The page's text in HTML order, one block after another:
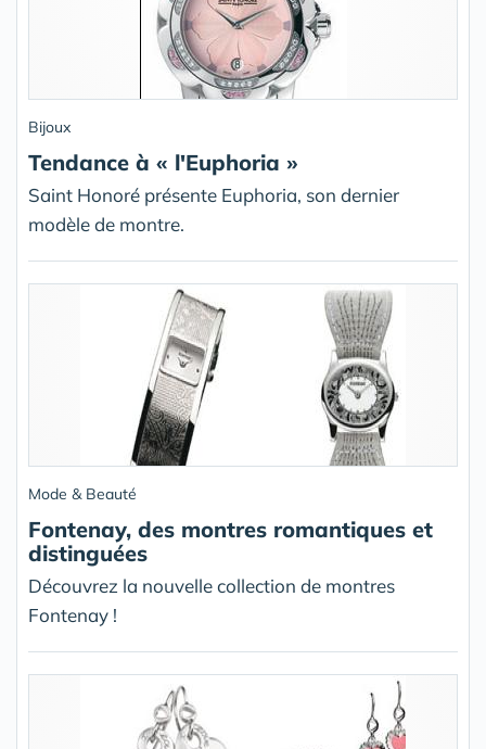
Bijoux
Tendance à « l'Euphoria »
Saint Honoré présente Euphoria, son dernier
modèle de montre.
Mode & Beauté
Fontenay, des montres romantiques et
distinguées
Découvrez la nouvelle collection de montres
Fontenay !